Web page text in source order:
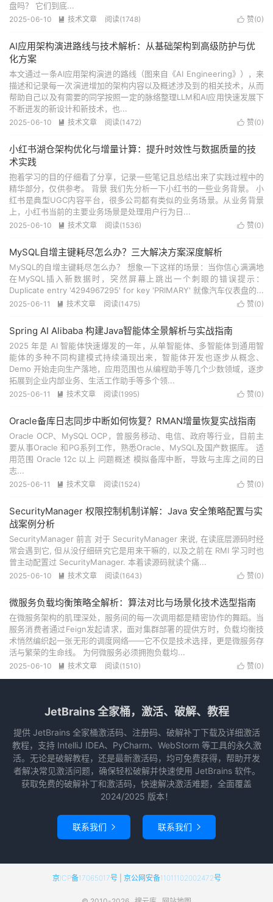
盘吗？ 它们到底...
 赞(0)
2025-06-10  技术文章 阅读(1748)
AI应用架构演进路线与技术解析：从基础架构到高级防护与优
化方案
本文通过一条AI应用架构演进的路线（图来自《AI Engineering》），来
描述和记录每一次演进增加的架构内容以及概述涉及到的相关技术，从而
帮助自己以及有需要的同学按照一定的脉络整理LLM和AI应用快速发展下
不断迸发的新设计和新技术，也...
 赞(0)
2025-06-10  技术文章 阅读(1472)
小红书湖仓架构优化与增量计算：提升时效性与数据质量的技
术实践
抱着学习的目的仔细看了分享，记录一些笔记且总结出来了实践过程中的
精华部分，仅供参考。 背景 我们先分析一下小红书的一些业务背景。 小
红书是典型UGC内容平台，很多公司都有类似的业务场景。从业务背景
上，小红书当前的主要业务场景是处理用户行为日...
 赞(0)
2025-06-10  技术文章 阅读(1536)
MySQL自增主键耗尽怎么办？三大解决方案深度解析
MySQL的自增主键耗尽怎么办？ 想象一下这样的场景：当你信心满满地
在MySQL插入新数据时，突然屏幕上跳出一个刺眼的错误提示：
Duplicate entry '4294967295' for key 'PRIMARY' 就像汽车仪表盘的...
 赞(0)
2025-06-11  技术文章 阅读(1475)
Spring AI Alibaba 构建Java智能体全景解析与实战指南
2025 年是 AI 智能体快速爆发的一年，从单智能体、多智能体到通用智
能体的多种不同构建模式持续涌现出来，智能体开发也逐步从概念、
Demo 开始走向生产落地，应用范围也从编程助手等几个少数领域，逐步
拓展到企业内部业务、生活工作助手等多个领...
 赞(0)
2025-06-11  技术文章 阅读(1995)
Oracle备库日志同步中断如何恢复？RMAN增量恢复实战指南
Oracle OCP、MySQL OCP，曾服务移动、电信、政府等行业，目前主
要从事Oracle 和PG系列工作，熟悉Oracle、MySQL及国产数据库。 适
用范围 Oracle 12c 以上 问题概述 模拟备库中断，导致与主库之间的日
志...
 赞(0)
2025-06-11  技术文章 阅读(1524)
SecurityManager 权限控制机制详解：Java 安全策略配置与实
战案例分析
SecurityManager 前言 对于 SecurityManager 来说, 在读底层源码时经
常会遇到它, 但从没仔细研究它是用来干嘛的, 以及之前在 RMI 学习时也
曾主动配置过 SecurityManager. 本着读源码就读个痛...
 赞(0)
2025-06-10  技术文章 阅读(1643)
微服务负载均衡策略全解析：算法对比与场景化技术选型指南
在微服务架构的肌理深处，服务间的每一次调用都是精密协作的舞蹈。当
服务消费者通过Feign发起请求，面对集群部署的提供方时，负载均衡技
术悄然编织起一张无形的调度网络——它不仅是技术选择，更是微服务存
活与繁荣的生命线。 为何微服务必须拥抱负载均...
 赞(0)
2025-06-10  技术文章 阅读(1510)
JetBrains 全家桶，激活、破解、教程
提供 JetBrains 全家桶激活码、注册码、破解补丁下载及详细激活
教程，支持 IntelliJ IDEA、PyCharm、WebStorm 等工具的永久激
活。无论是破解教程，还是最新激活码，均可免费获得，帮助开发
者解决常见激活问题，确保轻松破解并快速使用 JetBrains 软件。
获取免费的破解补丁和激活码，快速解决激活难题，全面覆盖
2024/2025 版本！
联系我们  联系我们 
京ICP备17065017号| 京公网安备11011102002472号